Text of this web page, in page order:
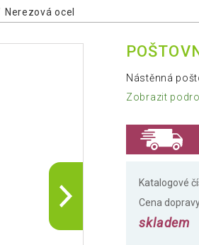
Nerezová ocel
Nástěnná
Zobrazit
Katalogové
Cena
skladem